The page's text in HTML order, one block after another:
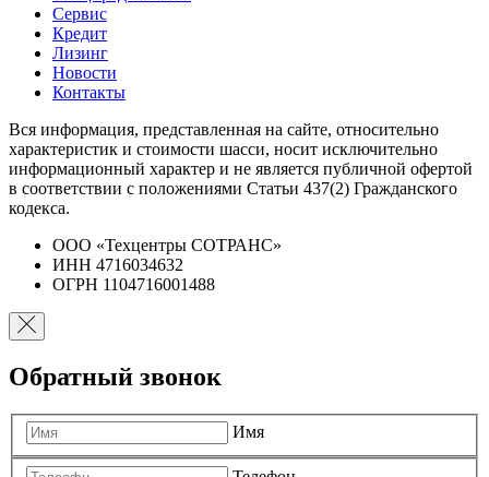
Сервис
Кредит
Лизинг
Новости
Контакты
Вся информация, представленная на сайте, относительно
характеристик и стоимости шасси, носит исключительно
информационный характер и не является публичной офертой
в соответствии с положениями Статьи 437(2) Гражданского
кодекса.
ООО «Техцентры СОТРАНС»
ИНН 4716034632
ОГРН 1104716001488
Обратный звонок
Имя